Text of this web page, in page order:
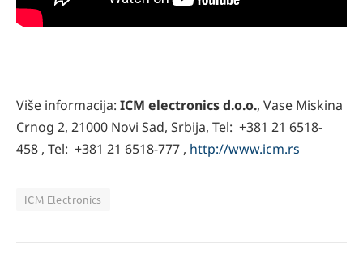
Više informacija: ICM electronics d.o.o., Vase Miskina
Crnog 2, 21000 Novi Sad, Srbija, Tel: +381 21 6518-
458 , Tel: +381 21 6518-777 , http://www.icm.rs
ICM Electronics